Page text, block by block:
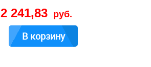
2 241,83 руб.
В корзину